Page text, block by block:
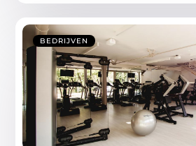
BEDRIJVEN